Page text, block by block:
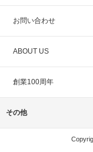
お問い合わせ
ABOUT US
創業100周年
その他